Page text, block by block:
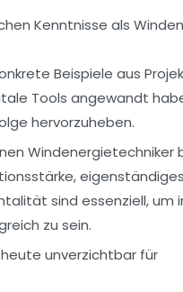
Kenntnisse als
Beispiele aus
Tools angewandt
hervorzuheben.
Windenergietechniker
sind essenziell, um
zu sein.
unverzichtbar für